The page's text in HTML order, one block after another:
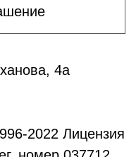
4а
2022 Лицензия